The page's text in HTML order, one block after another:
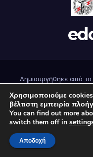
Δημιουργήθηκε από
WordPress
Αρχική
Χρησιμοποιούμε
βέλτιστη εμπειρία
You can find out more
switch them off in
Αποδοχή